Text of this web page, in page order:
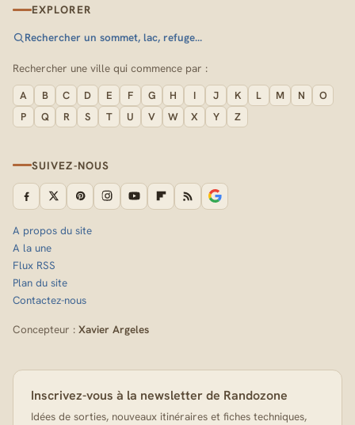
EXPLORER
Rechercher un sommet, lac, refuge…
Rechercher une ville qui commence par :
A B C D E F G H I J K L M N
O
P
Q R S T U V W X Y Z
SUIVEZ-NOUS
A propos du site
A la une
Flux RSS
Plan du site
Contactez-nous
Concepteur : Xavier Argeles
Inscrivez-vous à la newsletter de Randozone
Idées de sorties, nouveaux itinéraires et fiches techniques,